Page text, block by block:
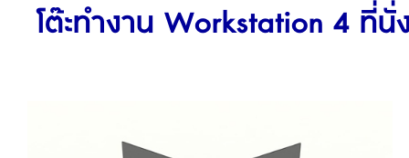
โต๊ะทำงาน Workstation 4 ที่